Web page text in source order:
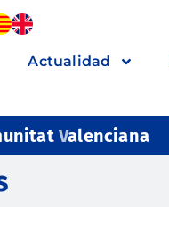
Actualidad
Valenciana